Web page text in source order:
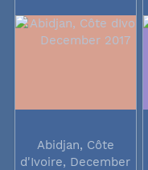
Abidjan, Côte
d'Ivoire, December